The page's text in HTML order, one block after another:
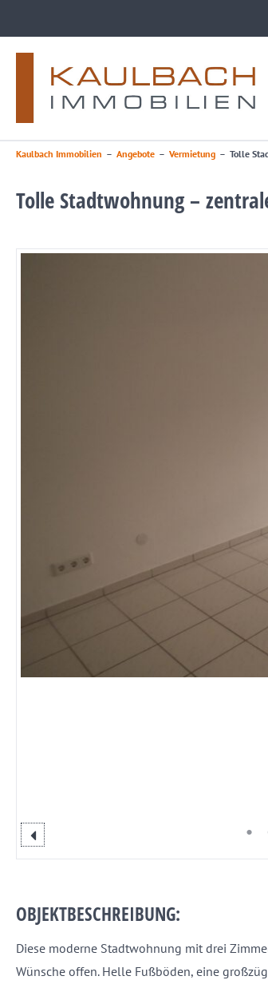
Kaulbach Immobilien – Angebote – Vermietung – Tolle
Tolle Stadtwohnung –
OBJEKTBESCHREIBUNG:
Diese moderne Stadtwohnung mit drei
Wünsche offen. Helle Fußböden, eine